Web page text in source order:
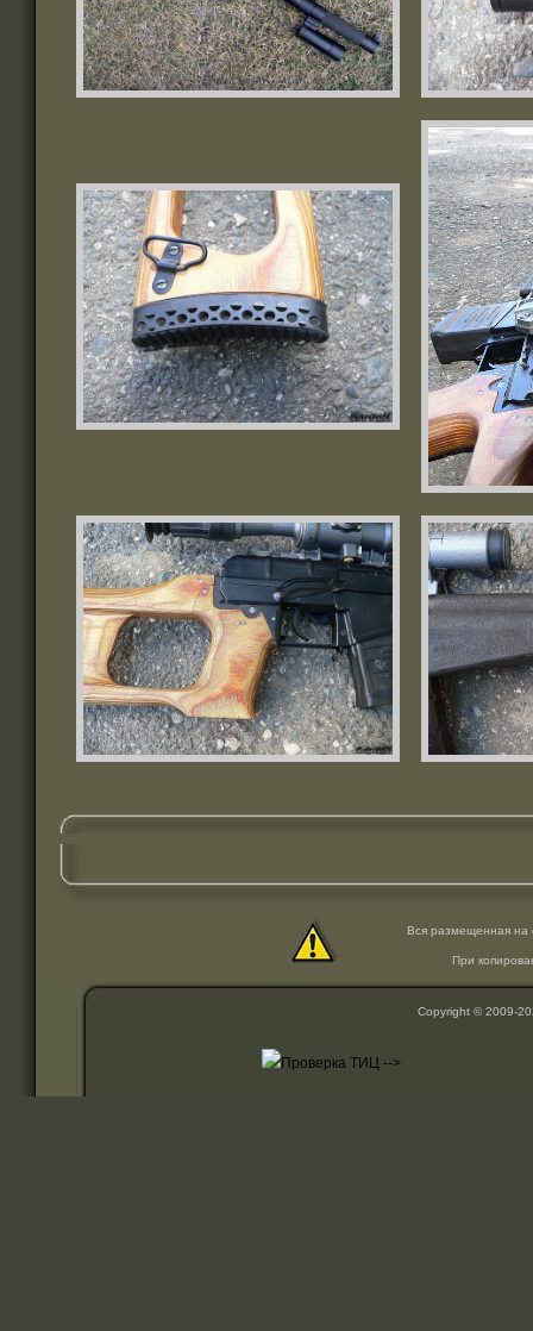
Вся размещенная на
При
Copyright © 2009-
-->